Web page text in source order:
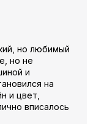
но любимый
но не
и
на
и цвет,
вписалось